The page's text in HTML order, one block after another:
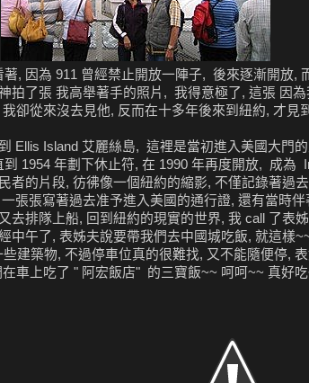
, 因為 911 曾經禁止開放一陣子, 後來逐漸開放,
拍了張 我高舉著手的照片, 我得意極了, 這張 因
卻從來沒去見他, 反而在十多年後來到紐約, 才
Ellis Island 艾麗絲島, 這裡是當初進入美國大門
1954 年劃下休止符, 在 1990 年再度開放, 成為
者的片段, 彷彿像一個紐約的縮影, 不僅記錄著過
張張寫著過去准予進入美國的通行證, 還有當時
去排隊上船, 回到紐約的現實的世界, 我 call 了表
中午了, 表姊夫說要帶我們去中國城吃飯, 就這樣
建築物, 不過停車位真的很難找, 又不能隨便停,
車上吃了 " 阿宏飯店" 的三寶飯~~ 呵呵~~ 真好